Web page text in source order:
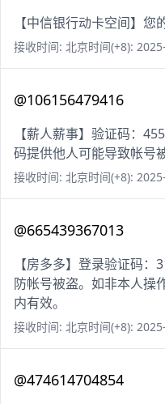
【中信银行动卡空间】您
接收时间: 北京时间(+8):
@106156479416
【薪人薪事】验证码：
码提供他人可能导致帐号
接收时间: 北京时间(+8):
@665439367013
【房多多】登录验证码
防帐号被盗。如非本人操
内有效。
接收时间: 北京时间(+8):
@474614704854